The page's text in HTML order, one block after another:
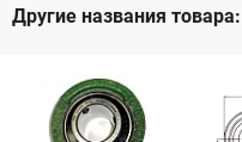
Другие названия